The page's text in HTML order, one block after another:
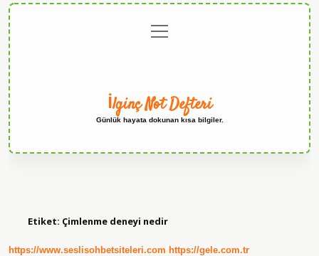
menüyü
aç
İlginç Not Defteri
Günlük hayata dokunan kısa bilgiler.
Etiket: Çimlenme deneyi nedir
https://www.seslisohbetsiteleri.com https://gele.com.tr